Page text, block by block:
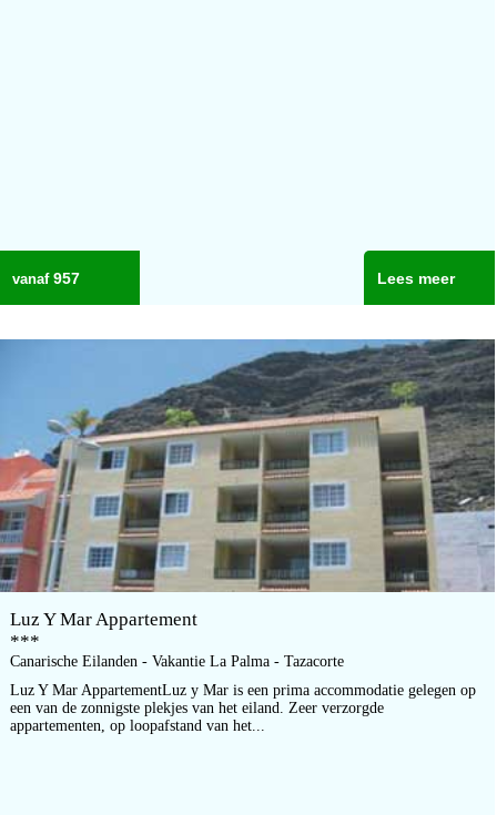
Lees meer
957
Luz Y Mar Appartement
***
Canarische Eilanden - Vakantie La Palma - Tazacorte
Luz Y Mar AppartementLuz y Mar is een prima accommodatie gelegen op
een van de zonnigste plekjes van het eiland. Zeer verzorgde
appartementen, op loopafstand van het...